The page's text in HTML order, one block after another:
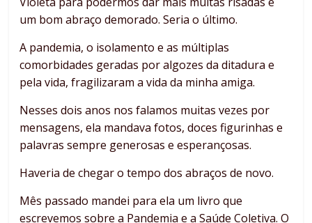
um bom abraço demorado. Seria o último.
A pandemia, o isolamento e as múltiplas
comorbidades geradas por algozes da ditadura e
pela vida, fragilizaram a vida da minha amiga.
Nesses dois anos nos falamos muitas vezes por
mensagens, ela mandava fotos, doces figurinhas e
palavras sempre generosas e esperançosas.
Haveria de chegar o tempo dos abraços de novo.
Mês passado mandei para ela um livro que
escrevemos sobre a Pandemia e a Saúde Coletiva. O